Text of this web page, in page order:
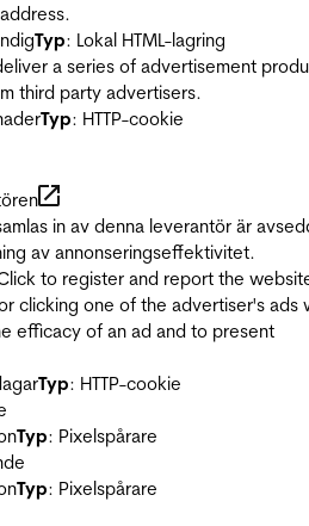
Typ: Lokal HTML-lagring
a series of advertisement
third party advertisers.
Typ: HTTP-cookie
in av denna leverantör är
av annonseringseffektivitet.
to register and report the
clicking one of the advertiser's ads
efficacy of an ad and to present
Typ: HTTP-cookie
Typ: Pixelspårare
Typ: Pixelspårare